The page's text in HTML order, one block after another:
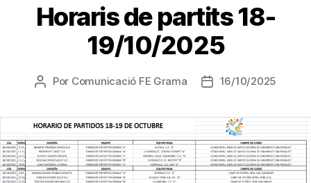
Horaris de partits 18-
19/10/2025
Autor
entrada
Por Comunicació FE Grama
Fecha
entrada
16/10/2025